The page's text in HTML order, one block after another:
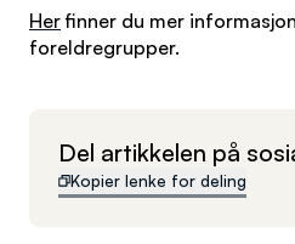
Herfinner du mer
foreldregrupper.
Del artikkelen på
Kopier lenke for deling